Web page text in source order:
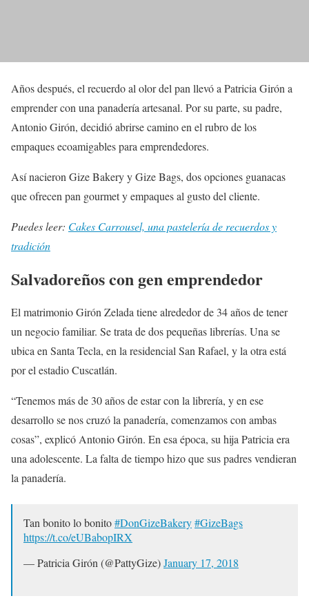
Años después, el recuerdo al olor del pan llevó a Patricia Girón a
emprender con una panadería artesanal. Por su parte, su padre,
Antonio Girón, decidió abrirse camino en el rubro de los
empaques ecoamigables para emprendedores.
Así nacieron Gize Bakery y Gize Bags, dos opciones guanacas
que ofrecen pan gourmet y empaques al gusto del cliente.
Puedes leer: Cakes Carrousel, una pastelería de recuerdos y
tradición
Salvadoreños con gen emprendedor
El matrimonio Girón Zelada tiene alrededor de 34 años de tener
un negocio familiar. Se trata de dos pequeñas librerías. Una se
ubica en Santa Tecla, en la residencial San Rafael, y la otra está
por el estadio Cuscatlán.
“Tenemos más de 30 años de estar con la librería, y en ese
desarrollo se nos cruzó la panadería, comenzamos con ambas
cosas”, explicó Antonio Girón. En esa época, su hija Patricia era
una adolescente. La falta de tiempo hizo que sus padres vendieran
la panadería.
Tan bonito lo bonito#DonGizeBakery#GizeBags
https://t.co/eUBabopIRX
— Patricia Girón (@PattyGize)January 17, 2018